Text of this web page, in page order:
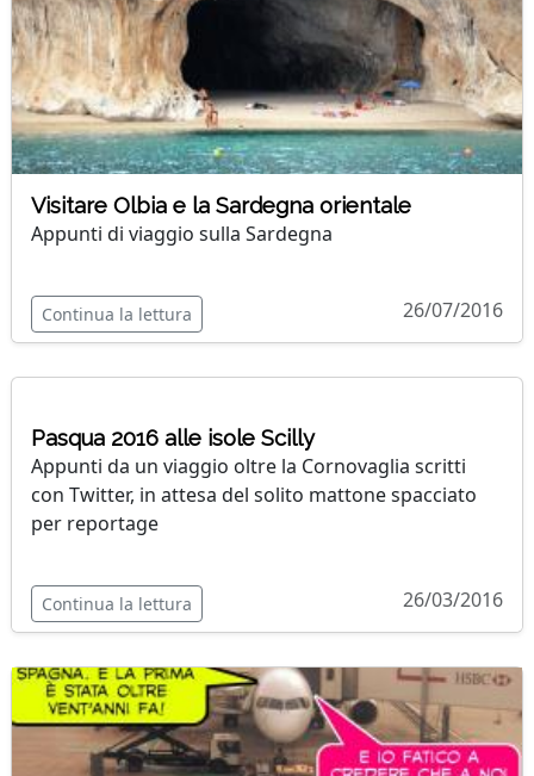
Visitare Olbia e la Sardegna orientale
Appunti di viaggio sulla Sardegna
Continua la lettura 26/07/2016
Pasqua 2016 alle isole Scilly
Appunti da un viaggio oltre la Cornovaglia scritti
con Twitter, in attesa del solito mattone spacciato
per reportage
Continua la lettura 26/03/2016